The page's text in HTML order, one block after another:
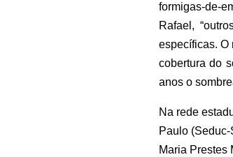
formigas-de-
Rafael,
específicas. O
cobertura do
anos o
Na rede
Paulo
Maria Prestes